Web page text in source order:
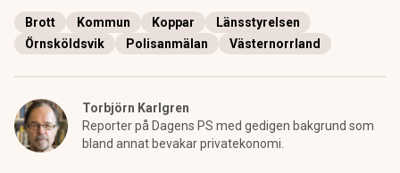
Brott Kommun Koppar
Länsstyrelsen
Örnsköldsvik
Polisanmälan Västernorrland
Torbjörn Karlgren
Reporter på Dagens PS med gedigen bakgrund som
bland annat bevakar privatekonomi.